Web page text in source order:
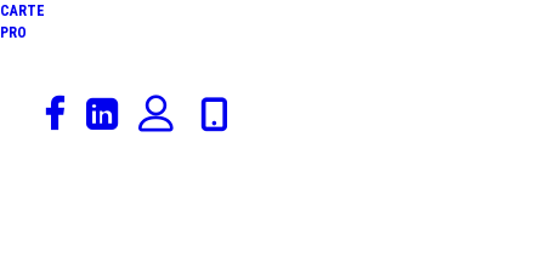
CARTE
PRO